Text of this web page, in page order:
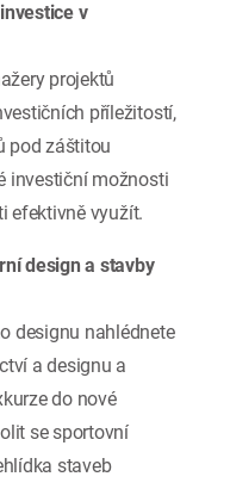
v
projektů
příležitostí,
pod záštitou
investiční možnosti
efektivně využít.
design a stavby
designu nahlédnete
a designu a
do nové
se sportovní
staveb